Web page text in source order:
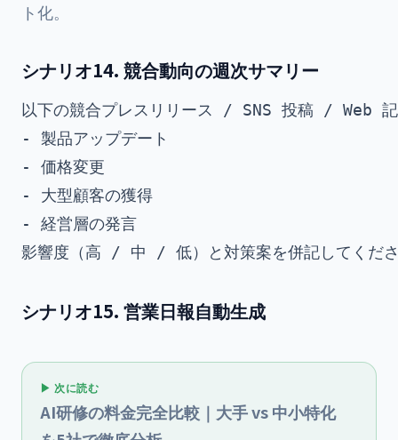
ト化。
シナリオ14. 競合動向の週次サマリー
以下の競合プレスリリース / SNS 投稿 / Web 記
- 製品アップデート
- 価格変更
- 大型顧客の獲得
- 経営層の発言
シナリオ15. 営業日報自動生成
▶ 次に読む
AI研修の料金完全比較｜大手 vs 中小特化